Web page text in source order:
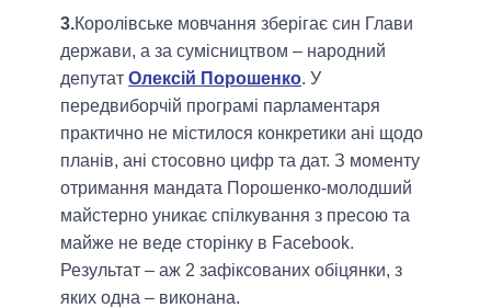
3.Королівське мовчання зберігає син Глави
держави, а за сумісництвом – народний
депутат Олексій Порошенко. У
передвиборчій програмі парламентаря
практично не містилося конкретики ані щодо
планів, ані стосовно цифр та дат. З моменту
отримання мандата Порошенко-молодший
майстерно уникає спілкування з пресою та
майже не веде сторінку в Facebook.
Результат – аж 2 зафіксованих обіцянки, з
яких одна – виконана.